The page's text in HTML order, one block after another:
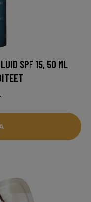
SPF 15, 50 ML